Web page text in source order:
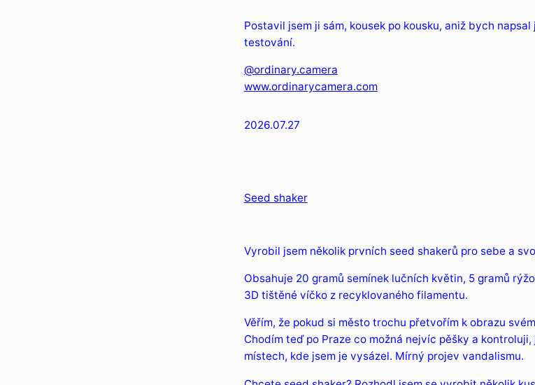
Postavil jsem ji sám, kousek po kousku, aniž bych
testování.
@ordinary.camera
www.ordinarycamera.com
2026.07.27
Seed shaker
Vyrobil jsem několik prvních seed shakerů pro sebe a
Obsahuje 20 gramů semínek lučních květin, 5 gramů
3D tištěné víčko z recyklovaného filamentu.
Věřím, že pokud si město trochu přetvořím k obrazu
Chodím teď po Praze co možná nejvíc pěšky a
místech, kde jsem je vysázel. Mírný projev vandalismu.